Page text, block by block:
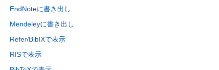
EndNoteに書き出し
Mendeleyに書き出し
Refer/BibIXで表示
RISで表示